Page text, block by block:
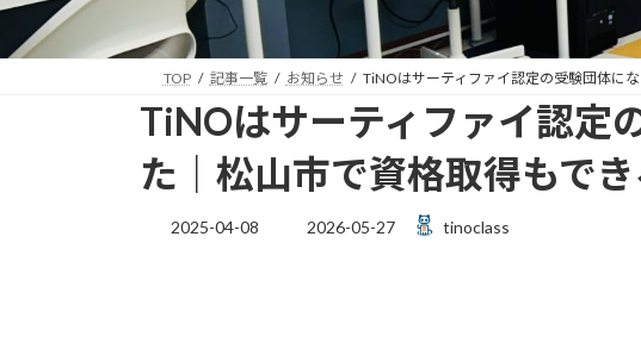
TOP 記事一覧 お知らせ TiNOはサーティファイ認定の受験団体に
TiNOはサーティファイ認定
た｜松山市で資格取得もで
2025-04-08
最
2026-05-27 tinoclass